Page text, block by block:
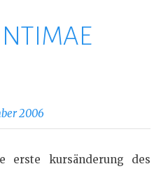
2006
erste kursänderung des